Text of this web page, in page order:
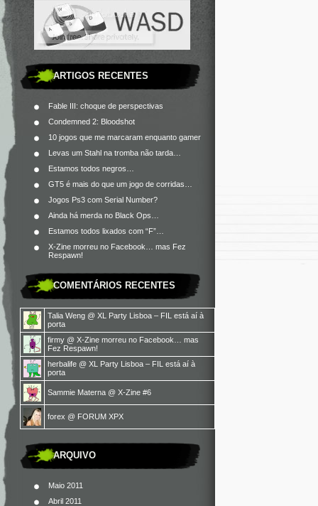
ARTIGOS RECENTES
Fable III: choque de perspectivas
Condemned 2: Bloodshot
10 jogos que me marcaram enquanto gamer
Levas um Stahl na tromba não tarda…
Estamos todos negros…
GT5 é mais do que um jogo de corridas…
Jogos Ps3 com Serial Number?
Ainda há merda no Black Ops…
Estamos todos lixados com “F”…
X-Zine morreu no Facebook… mas Fez
Respawn!
COMENTÁRIOS RECENTES
Talia Weng @ XL Party Lisboa – FIL está aí à
porta
firmy @ X-Zine morreu no Facebook… mas
Fez Respawn!
herbalife @ XL Party Lisboa – FIL está aí à
porta
Sammie Materna @ X-Zine #6
forex @ FORUM XPX
ARQUIVO
Maio 2011
Abril 2011